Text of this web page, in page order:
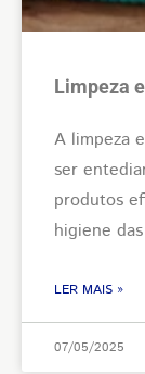
Limpeza
A limpeza
ser
produtos
higiene
LER MAIS »
07/05/2025